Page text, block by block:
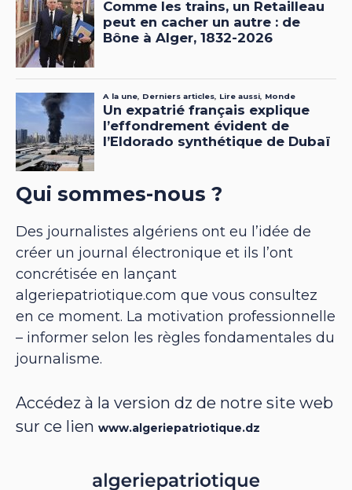
Qui sommes-nous ?
Des journalistes algériens ont eu l’idée de
créer un journal électronique et ils l’ont
concrétisée en lançant
algeriepatriotique.com que vous consultez
en ce moment. La motivation professionnelle
– informer selon les règles fondamentales du
journalisme.
Accédez à la version dz de notre site web
sur ce lien www.algeriepatriotique.dz